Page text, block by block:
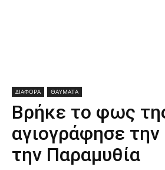
ΔΙΑΦΟΡΑ ΘΑΥΜΑΤΑ
Βρήκε το φως
αγιογράφησε την
την Παραμυθία